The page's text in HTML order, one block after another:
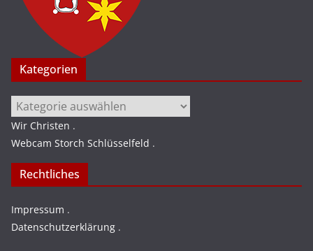
Kategorien
Kategorien
Wir Christen .
Webcam Storch Schlüsselfeld .
Rechtliches
Impressum .
Datenschutzerklärung .